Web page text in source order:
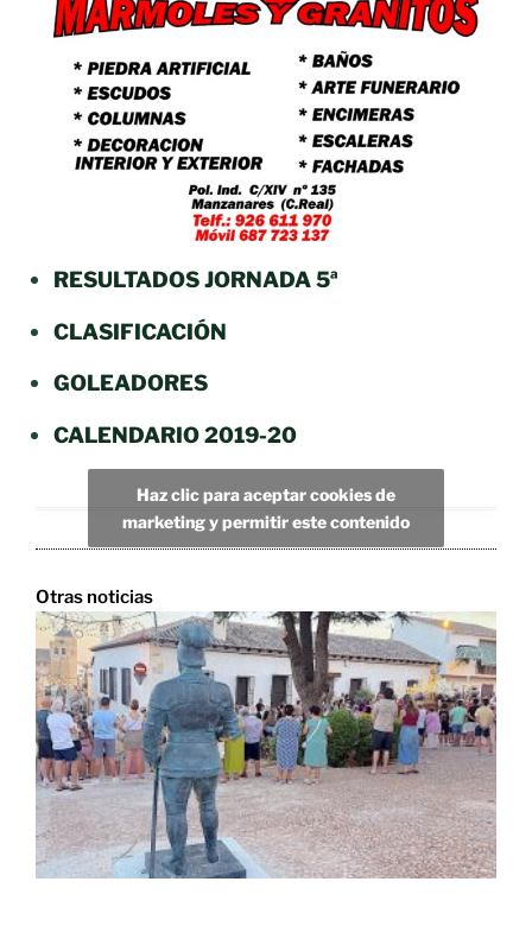
RESULTADOS JORNADA 5ª
CLASIFICACIÓN
GOLEADORES
CALENDARIO 2019-20
Haz clic para aceptar cookies de
marketing y permitir este contenido
Otras noticias